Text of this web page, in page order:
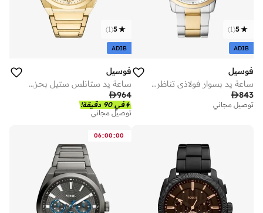
5
(
1
)
ADIB
فوسيل
ساعة يد بسوار فولاذي تناظرية
843
توصيل مجاني
5
(
1
)
ADIB
فوسيل
ساعة يد ستانلس ستيل بحزام تناظري
964
في 90 دقيقة!
توصيل مجاني
06:00:00